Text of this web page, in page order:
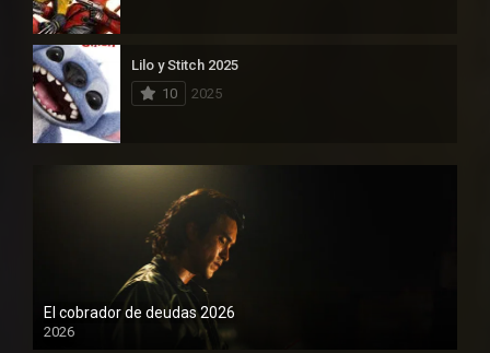
Lilo y Stitch 2025
10
2025
El cobrador de deudas 2026
2026
1080P